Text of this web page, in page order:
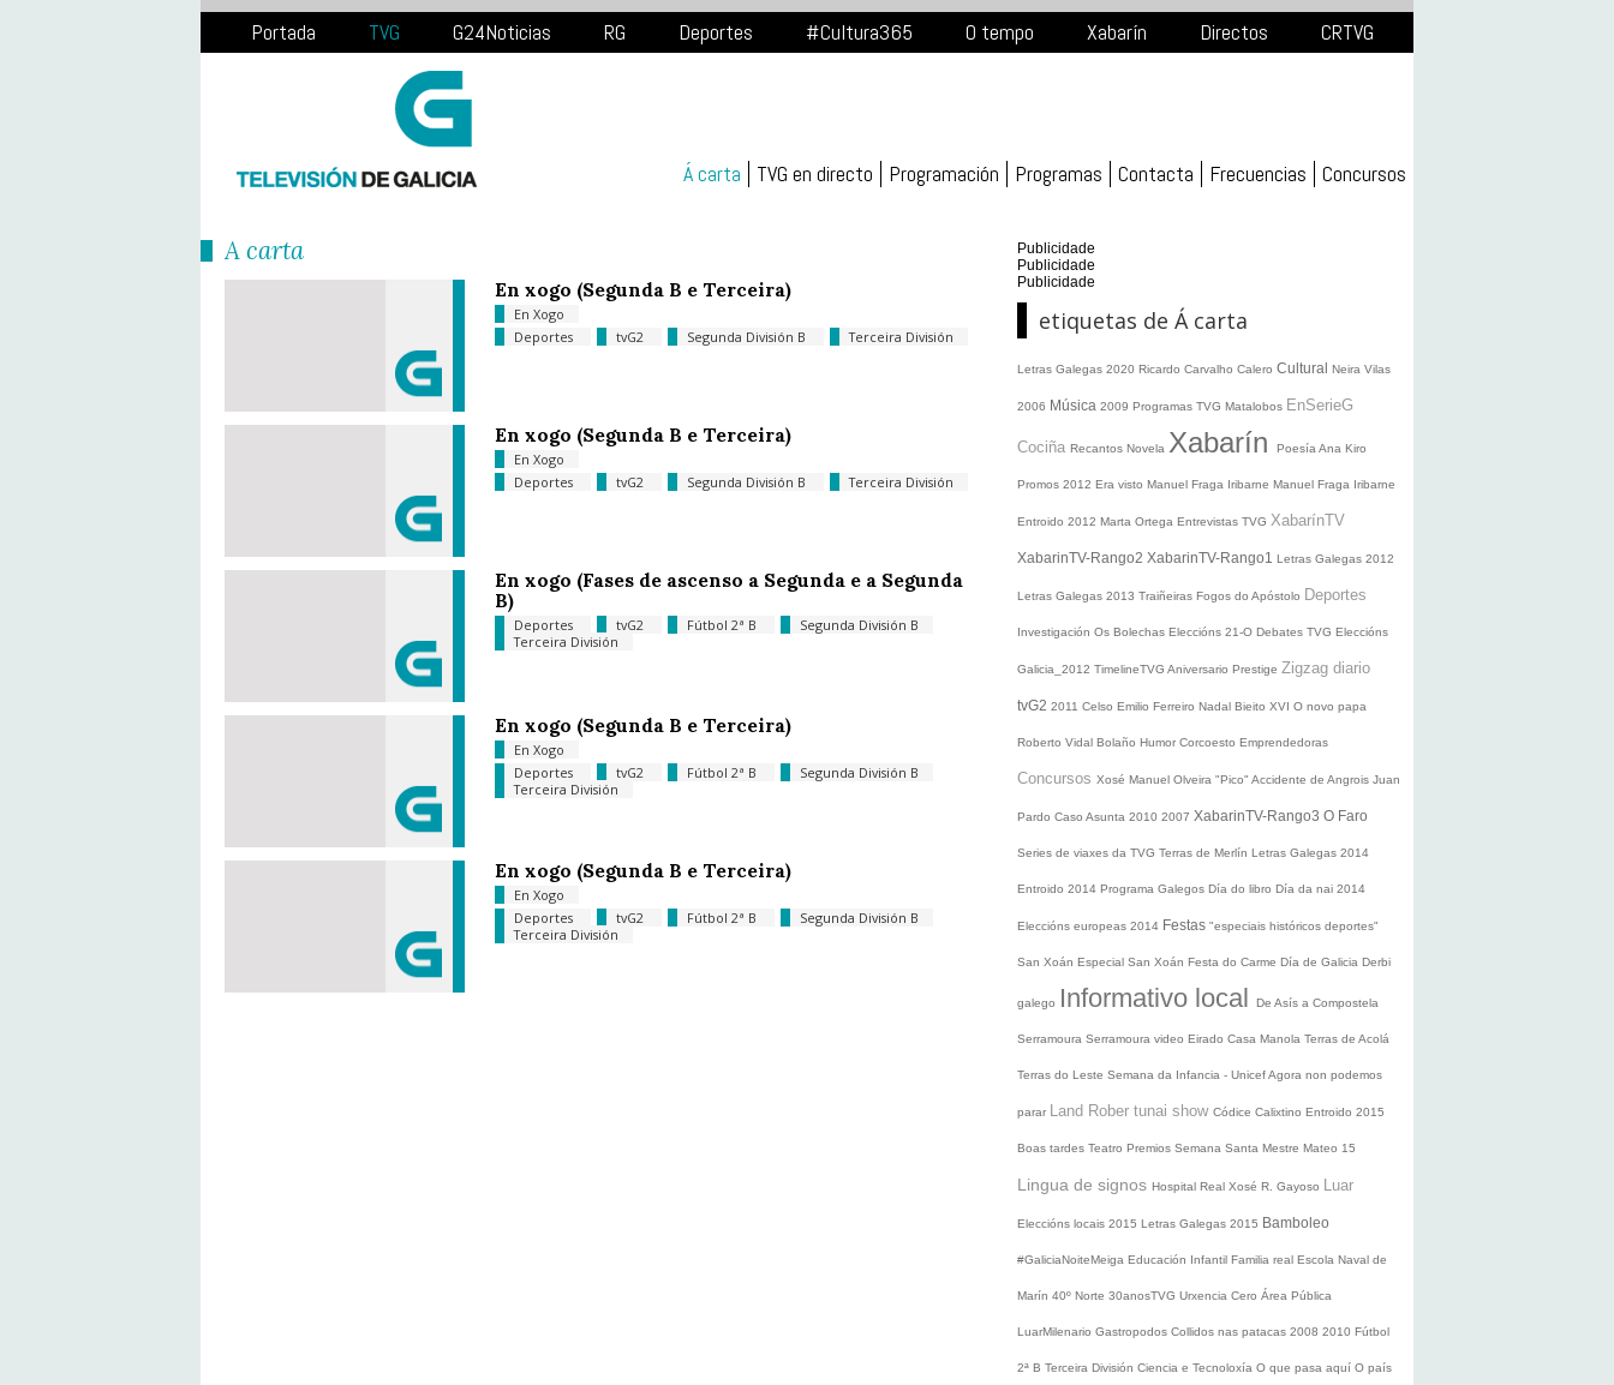
Portada TVG G24Noticias RG Deportes #Cultura365 O tempo Xabarín Directos CRTVG
Á carta TVG en directo Programación Programas Contacta Frecuencias Concursos
Á carta
En xogo (Segunda B e Terceira)
En Xogo
Deportes
tvG2 Segunda División B Terceira División
En xogo (Segunda B e Terceira)
En Xogo
Deportes
tvG2 Segunda División B Terceira División
En xogo (Fases de ascenso a Segunda e a Segunda
B)
Deportes tvG2 Fútbol 2ª B
Segunda División B
Terceira División
En xogo (Segunda B e Terceira)
En Xogo
Deportes
tvG2 Fútbol 2ª B
Segunda División B
Terceira División
En xogo (Segunda B e Terceira)
En Xogo
Deportes
tvG2 Fútbol 2ª B
Segunda División B
Terceira División
Publicidade
Publicidade
Publicidade
etiquetas de Á carta
Letras Galegas 2020 Ricardo Carvalho Calero Cultural Neira Vilas
2006 Música 2009 Programas TVG Matalobos EnSerieG
Cociña Recantos Novela Xabarín Poesía Ana Kiro
Promos 2012 Era visto Manuel Fraga Iribarne Manuel Fraga Iribarne
Entroido 2012 Marta Ortega Entrevistas TVG XabarínTV
XabarinTV-Rango2 XabarinTV-Rango1 Letras Galegas 2012
Letras Galegas 2013 Traiñeiras Fogos do Apóstolo Deportes
Investigación Os Bolechas Eleccións 21-O Debates TVG Eleccións
Galicia_2012 TimelineTVG Aniversario Prestige Zigzag diario
tvG2 2011 Celso Emilio Ferreiro Nadal Bieito XVI O novo papa
Roberto Vidal Bolaño Humor Corcoesto Emprendedoras
Concursos Xosé Manuel Olveira "Pico" Accidente de Angrois Juan
Pardo Caso Asunta 2010 2007 XabarinTV-Rango3 O Faro
Series de viaxes da TVG Terras de Merlín Letras Galegas 2014
Entroido 2014 Programa Galegos Día do libro Día da nai 2014
Eleccións europeas 2014 Festas "especiais históricos deportes"
San Xoán Especial San Xoán Festa do Carme Día de Galicia Derbi
galego Informativo local De Asís a Compostela
Serramoura Serramoura video Eirado Casa Manola Terras de Acolá
Terras do Leste Semana da Infancia - UnicefAgora non podemos
parar Land Rober tunai show Códice Calixtino Entroido 2015
Boas tardes Teatro Premios Semana Santa Mestre Mateo 15
Lingua de signos Hospital Real Xosé R. Gayoso Luar
Eleccións locais 2015 Letras Galegas 2015 Bamboleo
#GaliciaNoiteMeiga Educación Infantil Familia real Escola Naval de
Marín 40º Norte 30anosTVG Urxencia Cero Área Pública
LuarMilenario Gastropodos Collidos nas patacas 2008 2010 Fútbol
2ª B Terceira División Ciencia e Tecnoloxía O que pasa aquí O país